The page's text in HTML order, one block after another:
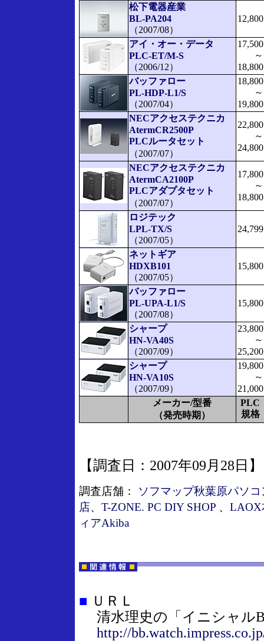
松下電器産業
BL-PA204
（2007/08）
12,800
アイ・オー・データ
PLC-ET/M-S
（2006/12）
17,500
～
18,800
バッファロー
PL-HDP-L1/S
（2007/04）
18,800
～
19,800
NECアクセステクニカ
AtermCR2500P
PLCルータセット
（2007/07）
22,800
～
24,800
NECアクセステクニカ
AtermCA2100P
PLCアダプタセット
（2007/07）
17,800
～
18,800
ロジテック
LPL-TX/S
（2007/05）
24,799
ネットギア
HDXB101
（2007/05）
15,800
バッファロー
PL-UPA-L1/S
（2007/08）
15,800
シャープ
HN-VA40S
（2007/09）
23,800
～
25,200
シャープ
HN-VA10S
（2007/09）
19,800
～
21,000
メーカー/型番
（発売時期）
PLC
規格
【調査日：2007年09月28日】
調査店舗： ソフマップ秋葉原パソ
店、 T-ZONE. PC DIY SHOP 、 LAOX
ィアAkiba
■ ＵＲＬ
清水理史の「イニシャル
http://